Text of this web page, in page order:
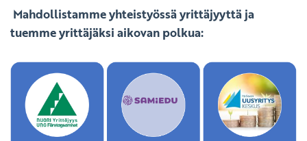
Mahdollistamme yhteistyössä yrittäjyyttä ja
tuemme yrittäjäksi aikovan polkua: